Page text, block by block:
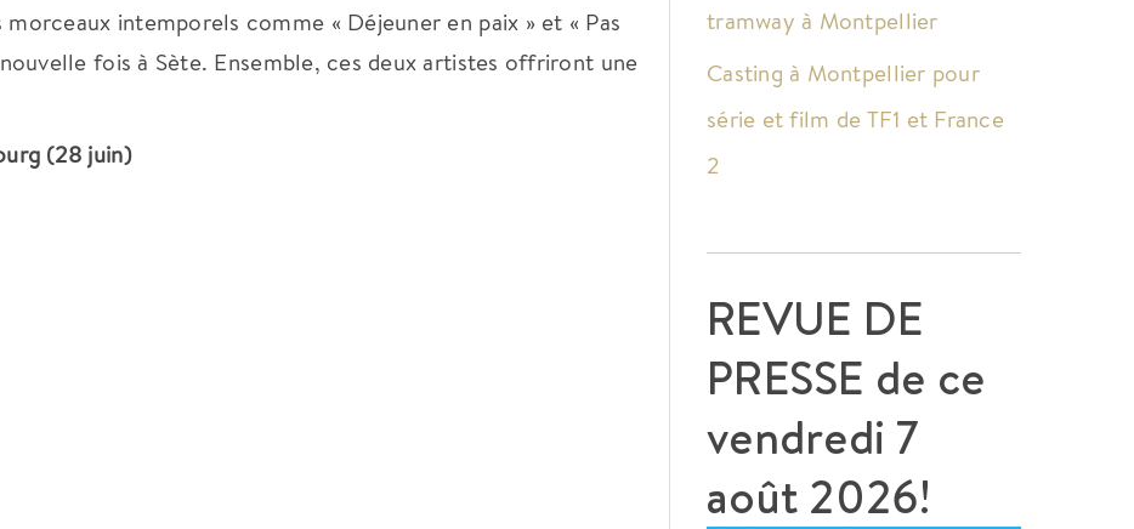
intemporels comme « Déjeuner en paix » et « Pas
fois à Sète. Ensemble, ces deux artistes offriront une
(28 juin)
tramway à Montpellier
Casting à Montpellier pour
série et film de TF1 et France
2
REVUE DE
PRESSE de ce
vendredi 7
août 2026!